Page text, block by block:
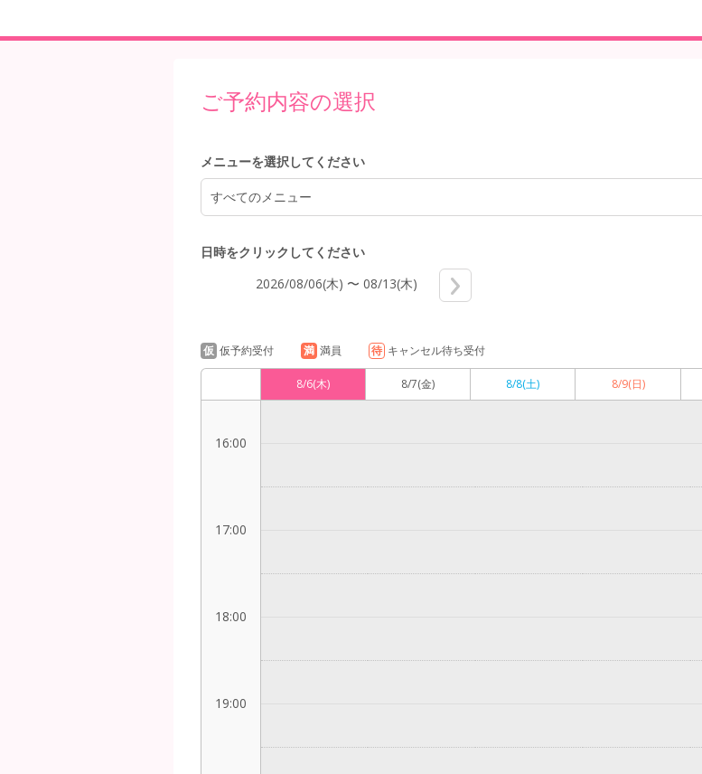
ご予約内容の選択
メニューを選択してください
すべてのメニュー
日時をクリックしてください
2026/08/06(木) 〜 08/13(木)
仮 仮予約受付 満 満員 待 キャンセル待ち受付
8/6(木) 8/7(金) 8/8(土) 8/9(日)
12:00
13:00
15:00
16:00
17:00
18:00
19:00